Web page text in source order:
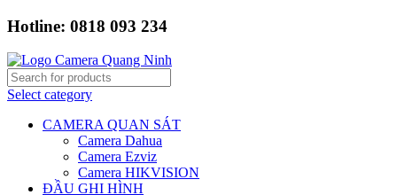
Hotline: 0818 093 234
Select category
CAMERA QUAN SÁT
Camera Dahua
Camera Ezviz
Camera HIKVISION
ĐẦU GHI HÌNH